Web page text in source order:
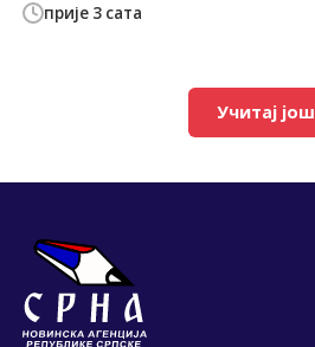
прије 3 сата
Учитај још